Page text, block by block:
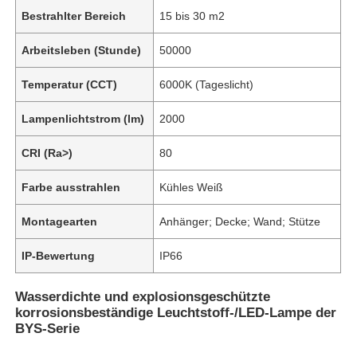
Bestrahlter Bereich 15 bis 30 m2
Arbeitsleben (Stunde) 50000
Temperatur (CCT) 6000K (Tageslicht)
Lampenlichtstrom (lm) 2000
CRI (Ra>) 80
Farbe ausstrahlen Kühles Weiß
Montagearten Anhänger; Decke; Wand; Stütze
IP-Bewertung IP66
Wasserdichte und explosionsgeschützte
korrosionsbeständige Leuchtstoff-/LED-Lampe der
BYS-Serie